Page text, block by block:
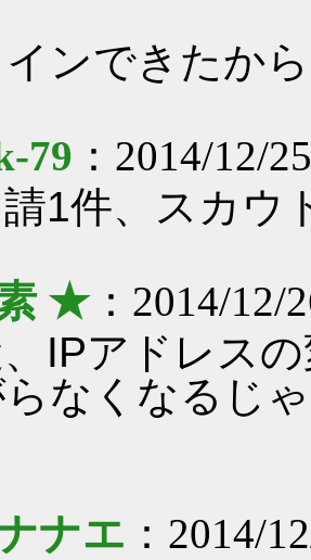
インできたか
79 ：2014/12/
1件、スカウ
★：2014/12/
IPアドレス
なくなるじ
ナエ ：2014/